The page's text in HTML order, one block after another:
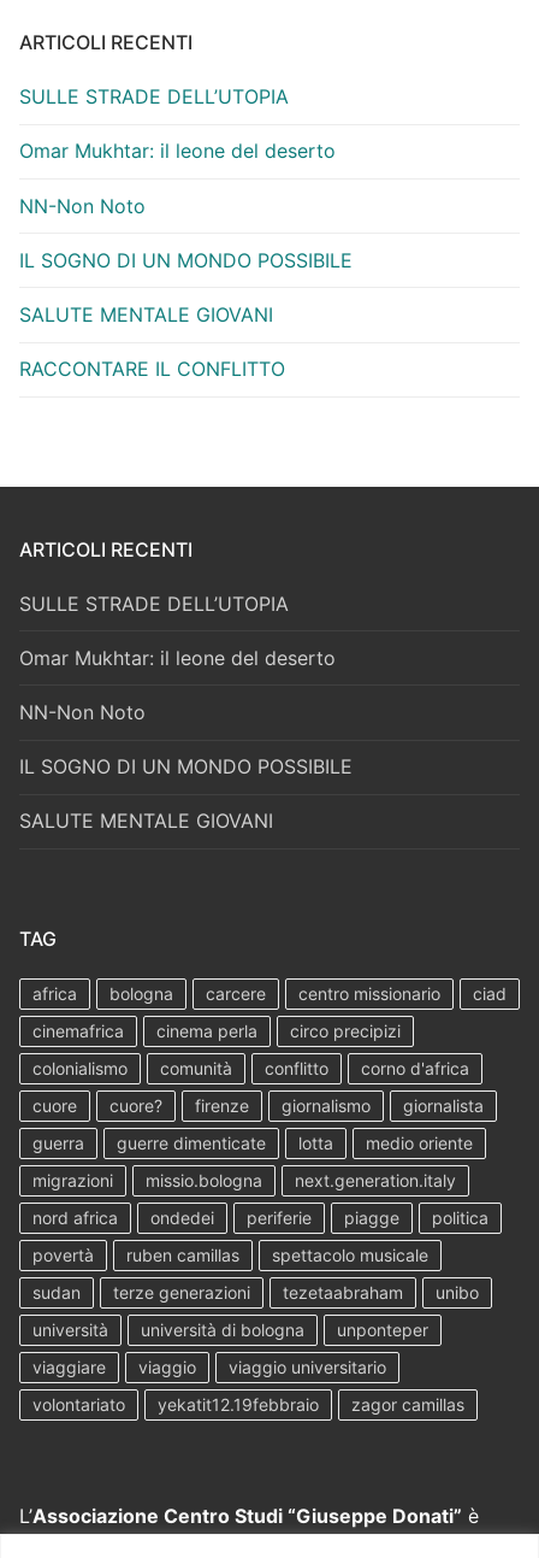
ARTICOLI RECENTI
SULLE STRADE DELL’UTOPIA
Omar Mukhtar: il leone del deserto
NN-Non Noto
IL SOGNO DI UN MONDO POSSIBILE
SALUTE MENTALE GIOVANI
RACCONTARE IL CONFLITTO
ARTICOLI RECENTI
SULLE STRADE DELL’UTOPIA
Omar Mukhtar: il leone del deserto
NN-Non Noto
IL SOGNO DI UN MONDO POSSIBILE
SALUTE MENTALE GIOVANI
TAG
africa bologna carcere centro missionario
ciad
cinemafrica
cinema perla
circo precipizi
colonialismo
comunità conflitto
corno d'africa
cuore
cuore? firenze giornalismo
giornalista
guerra
guerre dimenticate lotta
medio oriente
migrazioni
missio.bologna
next.generation.italy
nord africa
ondedei periferie piagge
politica
povertà
ruben camillas
spettacolo musicale
sudan
terze generazioni tezetaabraham
unibo
università
università di bologna
unponteper
viaggiare
viaggio
viaggio universitario
volontariato
yekatit12.19febbraio zagor camillas
L’Associazione Centro Studi “Giuseppe Donati” è